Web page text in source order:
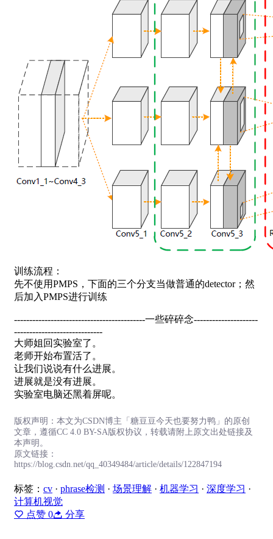
训练流程：
先不使用PMPS，下面的三个分支当做普通的detector；然
后加入PMPS进行训练
-------------------------------------------一些碎碎念---------------------
-----------------------------
大师姐回实验室了。
老师开始布置活了。
让我们说说有什么进展。
进展就是没有进展。
实验室电脑还黑着屏呢。
版权声明：本文为CSDN博主「糖豆豆今天也要努力鸭」的原创
文章，遵循CC 4.0 BY-SA版权协议，转载请附上原文出处链接及
本声明。
原文链接：
https://blog.csdn.net/qq_40349484/article/details/122847194
标签： cv · phrase检测 · 场景理解 · 机器学习 · 深度学习 ·
计算机视觉
点赞 0 分享